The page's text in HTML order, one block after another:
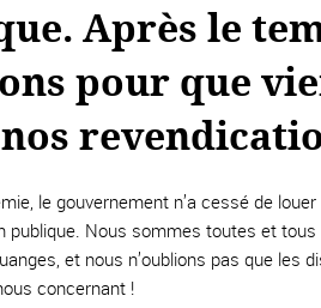
Après le
pour que
le gouvernement n’a cessé de
publique. Nous sommes toutes et
et nous n’oublions pas que les
concernant !